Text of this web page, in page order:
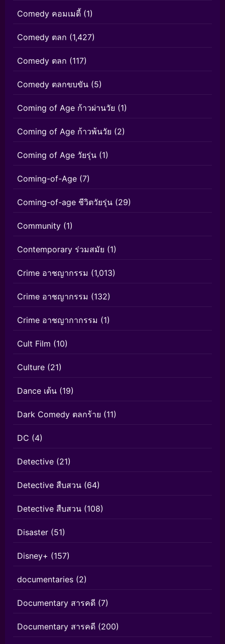
Comedy คอมเมดี้ (1)
Comedy ตลก (1,427)
Comedy ตลก (117)
Comedy ตลกขบขัน (5)
Coming of Age ก้าวผ่านวัย (1)
Coming of Age ก้าวพ้นวัย (2)
Coming of Age วัยรุ่น (1)
Coming-of-Age (7)
Coming-of-age ชีวิตวัยรุ่น (29)
Community (1)
Contemporary ร่วมสมัย (1)
Crime อาชญากรรม (1,013)
Crime อาชญากรรม (132)
Crime อาชญากากรรม (1)
Cult Film (10)
Culture (21)
Dance เต้น (19)
Dark Comedy ตลกร้าย (11)
DC (4)
Detective (21)
Detective สืบสวน (64)
Detective สืบสวน (108)
Disaster (51)
Disney+ (157)
documentaries (2)
Documentary สารคดี (7)
Documentary สารคดี (200)